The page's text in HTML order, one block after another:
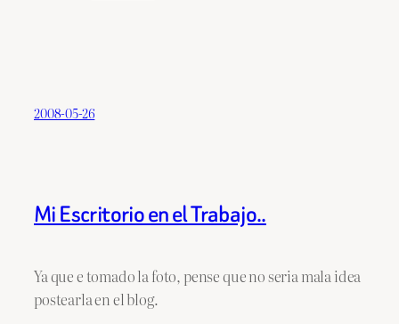
2008-05-26
Mi Escritorio en el Trabajo..
Ya que e tomado la foto, pense que no seria mala idea
postearla en el blog.